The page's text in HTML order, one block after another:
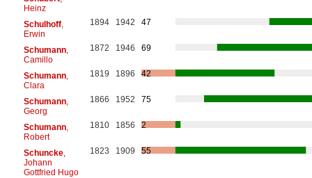
Heinz
Schulhoff,
Erwin
1894 1942 47
Schumann,
Camillo
1872 1946 69
Schumann,
Clara
1819 1896 42
Schumann,
Georg
1866 1952 75
Schumann,
Robert
1810 1856 2
Schuncke,
Johann
Gottfried Hugo
1823 1909 55